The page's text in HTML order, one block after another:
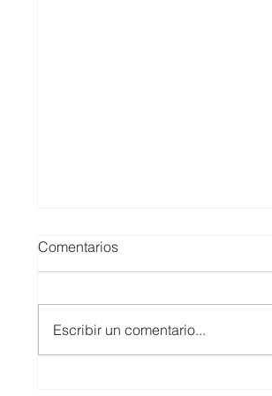
Comentarios
Escribir un comentario...